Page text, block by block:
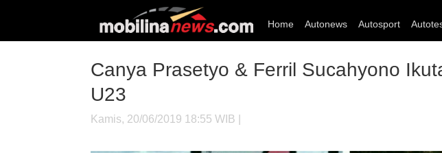
Home Autonews Autosport
Canya Prasetyo & Ferril Sucahyono
U23
Kamis, 20/06/2019 18:55 WIB |